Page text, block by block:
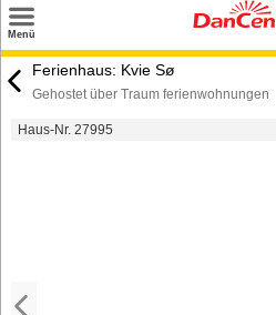
Menü
Suchen
Ferienhaus: Kvie Sø
Gehostet über Traum ferienwohnungen
Haus-Nr. 27995